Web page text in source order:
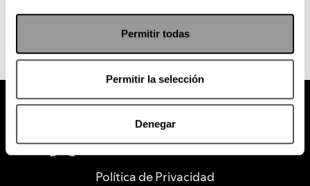
Permitir todas
Permitir la selección
Denegar
Política de Privacidad